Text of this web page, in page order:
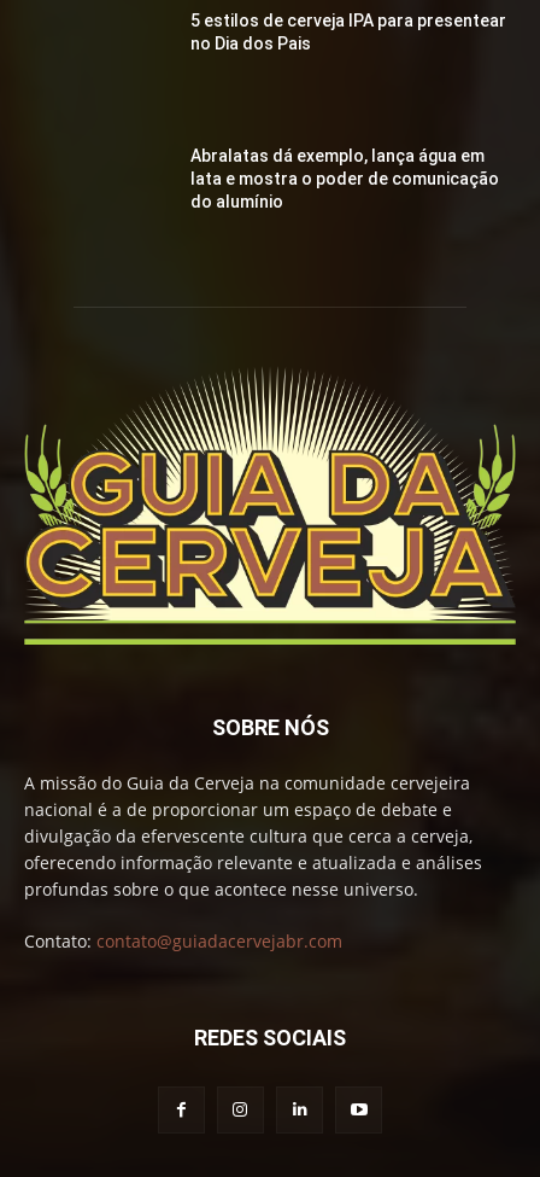
5 estilos de cerveja IPA para presentear
no Dia dos Pais
Abralatas dá exemplo, lança água em
lata e mostra o poder de comunicação
do alumínio
SOBRE NÓS
A missão do Guia da Cerveja na comunidade cervejeira
nacional é a de proporcionar um espaço de debate e
divulgação da efervescente cultura que cerca a cerveja,
oferecendo informação relevante e atualizada e análises
profundas sobre o que acontece nesse universo.
Contato: contato@guiadacervejabr.com
REDES SOCIAIS